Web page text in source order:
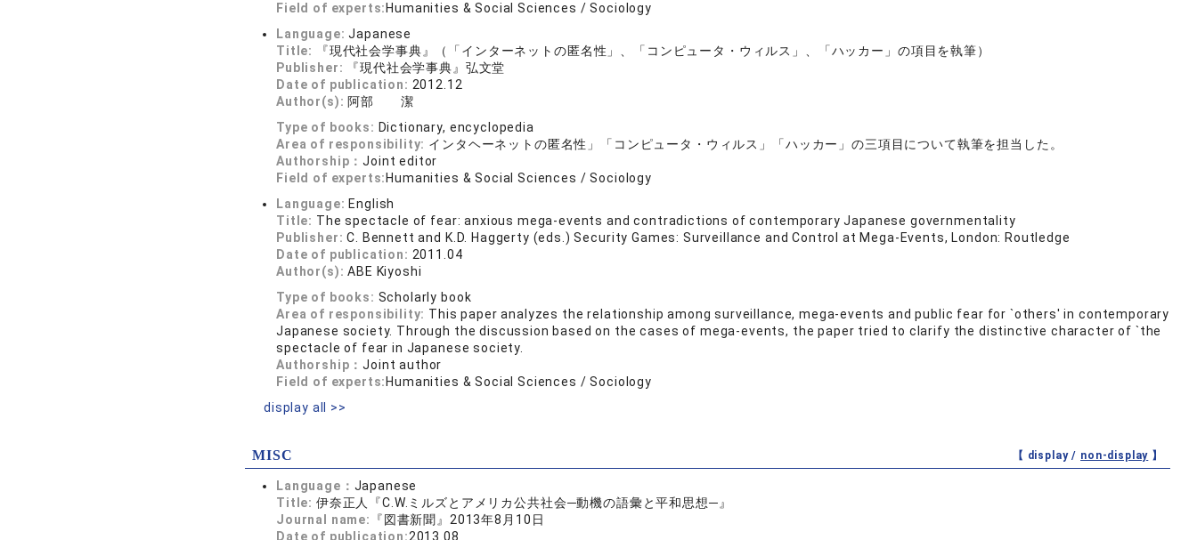
Field of experts: Humanities & Social Sciences / Sociology
Language:Japanese
Title:
『現代社会学事典』（「インターネットの匿名性」、「コンピュータ・ウィルス」、「ハッカー」の項目を執筆）
Publisher:
『現代社会学事典』弘文堂
Date of publication: 2012.12
Author(s): 阿部 潔
Type of books: Dictionary, encyclopedia
Area of responsibility: インタヘーネットの匿名性」「コンピュータ・ウィルス」「ハッカー」の三項目について執筆を担当した。
Authorship：Joint editor
Field of experts: Humanities & Social Sciences / Sociology
Language: English
Title: The spectacle of fear: anxious mega-events and contradictions of contemporary Japanese governmentality
Publisher:C. Bennett and K.D. Haggerty (eds.) Security Games: Surveillance and Control at Mega-Events, London: Routledge
Date of publication: 2011.04
Author(s):ABE Kiyoshi
Type of books: Scholarly book
Area of responsibility: This paper analyzes the relationship among surveillance, mega-events and public fear for `others' in contemporary
Japanese society. Through the discussion based on the cases of mega-events, the paper tried to clarify the distinctive character of `the
spectacle of fear in Japanese society.
Authorship：Joint author
Field of experts: Humanities & Social Sciences / Sociology
display all >>
MISC 【 display / non-display 】
Language： Japanese
Title: 伊奈正人『C.W.ミルズとアメリカ公共社会─動機の語彙と平和思想─』
Journal name:
『図書新聞』2013年8月10日
Date of publication:2013.08